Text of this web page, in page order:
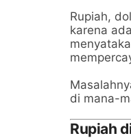
Rupiah,
karena
di mana-
Rupiah